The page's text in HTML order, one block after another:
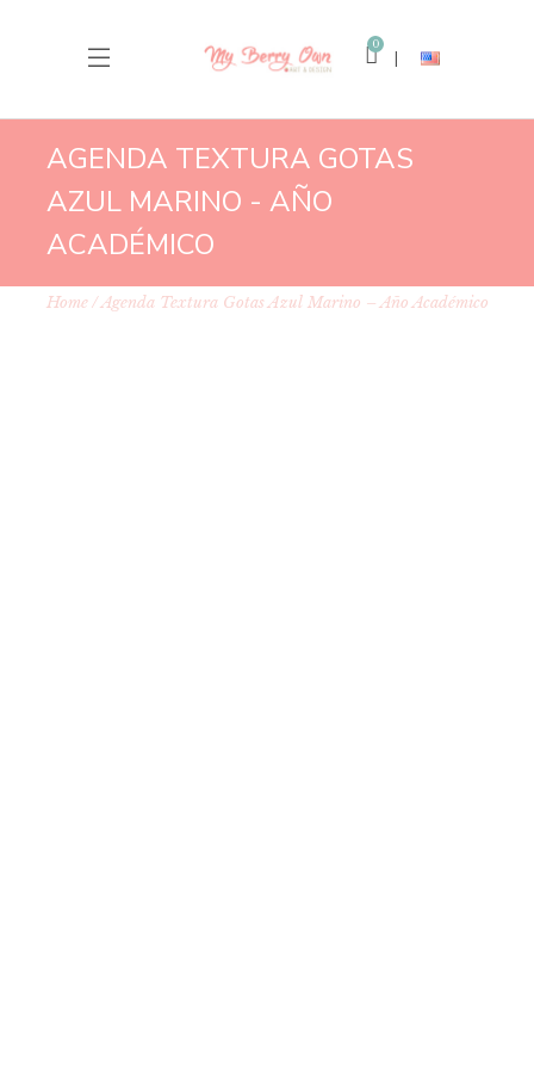
0
AGENDA TEXTURA GOTAS
AZUL MARINO - AÑO
ACADÉMICO
Home Agenda Textura Gotas Azul Marino – Año Académico